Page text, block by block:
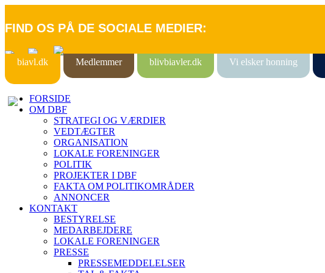
FIND OS PÅ DE SOCIALE MEDIER:
biavl.dk Medlemmer blivbiavler.dk Vi elsker honning
FORSIDE
OM DBF
STRATEGI OG VÆRDIER
VEDTÆGTER
ORGANISATION
LOKALE FORENINGER
POLITIK
PROJEKTER I DBF
FAKTA OM POLITIKOMRÅDER
ANNONCER
KONTAKT
BESTYRELSE
MEDARBEJDERE
LOKALE FORENINGER
PRESSE
PRESSEMEDDELELSER